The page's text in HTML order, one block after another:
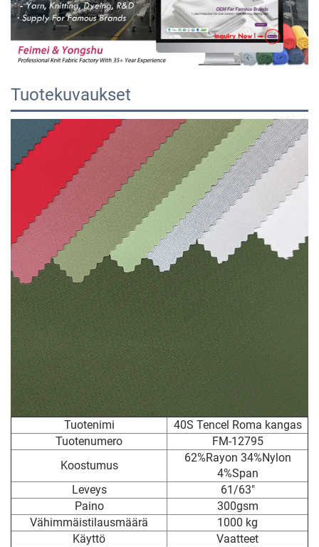
Tuotekuvaukset
Tuotenimi
40S Tencel Roma kangas
Tuotenumero
FM-12795
Koostumus
62%Rayon 34%Nylon
4%Span
Leveys
61/63"
Paino
300gsm
Vähimmäistilausmäärä
1000 kg
Käyttö
Vaatteet